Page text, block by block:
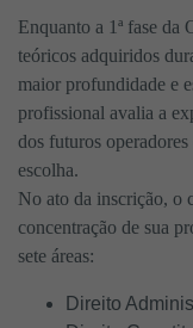
Enquanto a 1ª fase
teóricos adquiridos
maior profundidade e
profissional avalia a
dos futuros
escolha.
No ato da inscrição, o
concentração de sua
sete áreas:
Direito